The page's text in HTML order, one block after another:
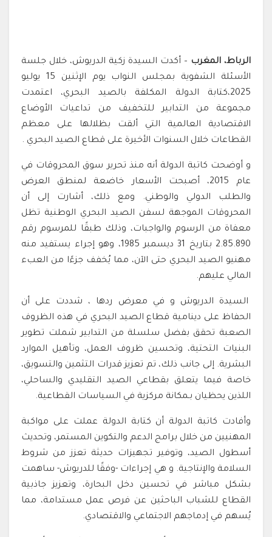
الرباط، المغرب – أكدت السيدة زكية الدريوش، خلال جلسة
الأسئلة الشفوية بمجلس النواب يوم الإثنين 15 يوليو
2025،كتابة الدولة المكلفة بالصيد البحري، اعتمدت
مجموعة من التدابير للتخفيف من تداعيات الأوضاع
الاقتصادية العالمية التي ألقت بظلالها على معظم
القطاعات خلال السنوات الأخيرة على قطاع الصيد البحري .
و أوضحت كاتبة الدولة أنه منذ تحرير سوق المحروقات في
عام 2015، أصبحت الأسعار خاضعة لمنطق العرض
والطلب الدولي والوطني. ومع ذلك، أشارت إلى أن
المحروقات الموجهة لسفن الصيد البحري الوطنية تظل
معفاة من الرسوم والواجبات، وذلك طبقًا للمرسوم رقم
2.85.890 بتاريخ 31 ديسمبر 1985، وهو إجراء يستفيد منه
مهنيو الصيد البحري حتى الآن، مما يُخفف جزءًا من العبء
المالي عليهم.
السيدة الدريوش و في معرض ردها ، شددت على أن
الحفاظ على دينامية قطاع الصيد البحري في هذه الظروف
الصعبة تحقق بفضل سلسلة من التدابير شملت تطوير
البنيات التحتية، وتحسين ظروف العمل، وتأهيل الموارد
البشرية. إلى جانب ذلك، تم تعزيز قدرات التثمين والتسويق،
خاصة فيما يتعلق بقطاعي الصيد التقليدي والساحلي،
اللذين يحظيان بـمكانة مركزية في السياسات القطاعية.
وأفادت كاتبة الدولة أن كتابة الدولة عملت على مواكبة
المهنيين من خلال برامج الدعم والتكوين المستمر، وتحديث
أسطول الصيد، وتوفير تجهيزات حديثة تعزز من شروط
السلامة والإنتاجية. و هي إجراءات -وفقًا للدريوش- ساهمت
بشكل مباشر في تحسين دخل البحارة، وتعزيز جاذبية
القطاع للشباب الباحثين عن فرص عمل مستدامة، مما
يُسهم في إدماجهم الاجتماعي والاقتصادي.